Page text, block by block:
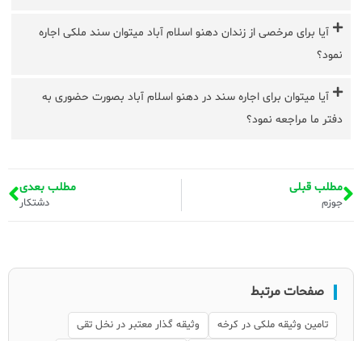
آیا برای مرخصی از زندان دهنو اسلام آباد میتوان سند ملکی اجاره
نمود؟
آیا میتوان برای اجاره سند در دهنو اسلام آباد بصورت حضوری به
دفتر ما مراجعه نمود؟
مطلب قبلی
جوزم
مطلب بعدی
دشتکار
صفحات مرتبط
تامین وثیقه ملکی در کرخه
وثیقه گذار معتبر در نخل تقی